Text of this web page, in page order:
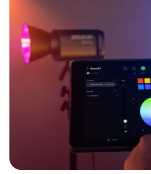
переменного тока, так и от
электростанции Aputure.
гибкость в различных
студийная работа или
того, он поставляется с
кейсом из вспененного
который обеспечивает
переноске и хранении всех
инструментов для съемки.